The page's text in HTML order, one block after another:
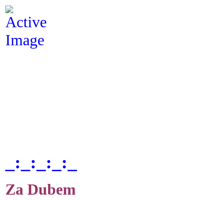
_:_:_:_:_
Za Dubem